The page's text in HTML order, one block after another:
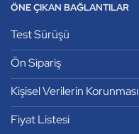
ÖNE ÇIKAN BAĞLANTILAR
Test Sürüşü
Ön Sipariş
Kişisel Verilerin Korunması
Fiyat Listesi